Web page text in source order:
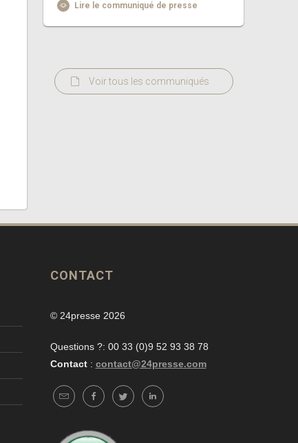
Lire le communiqué de presse
Voir tous les communiqués
CONTACT
© 24presse 2026
Questions ?: 00 33 (0)9 52 93 38 78
Contact : contact@24presse.com